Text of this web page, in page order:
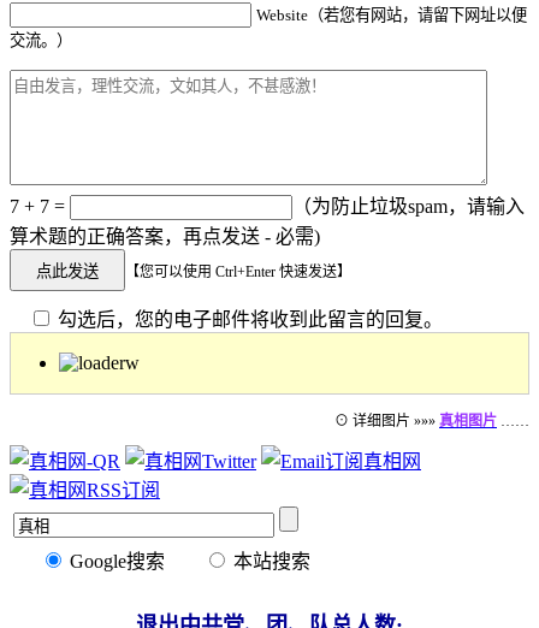
Website（若您有网站，请留下网址以便
交流。）
7 + 7 =
（为防止垃圾spam，请输入
算术题的正确答案，再点发送 - 必需)
【您可以使用 Ctrl+Enter 快速发送】
勾选后，您的电子邮件将收到此留言的回复。
⊙ 详细图片 »»» 真相图片 ……
Google搜索 本站搜索